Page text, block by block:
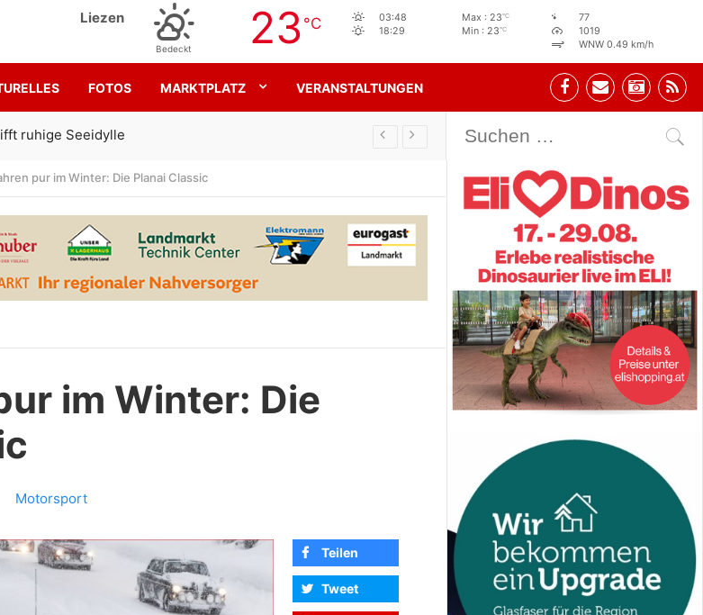
Liezen
Bedeckt 23 °C
03:48
18:29
Max : 23°C
Min : 23°C
77
1019
WNW 0.49 km/h
FOTOS MARKTPLATZ VERANSTALTUNGEN
SK Sturm Stehbeisl Stainach Öffnungszeiten
pur im Winter: Die Planai Classic
im Winter: Die
Motorsport
Teilen
Tweet